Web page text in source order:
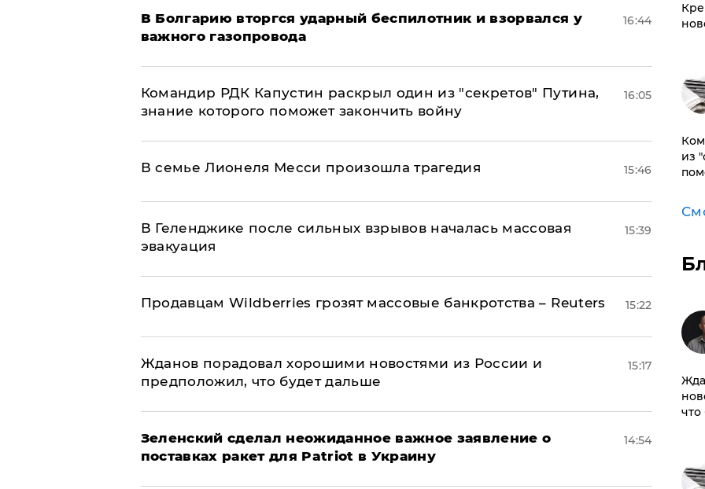
В Болгарию вторгся ударный беспилотник и взорвался у
важного газопровода
16:44
Командир РДК Капустин раскрыл один из "секретов" Путина,
знание которого поможет закончить войну
16:05
В семье Лионеля Месси произошла трагедия 15:46
В Геленджике после сильных взрывов началась массовая
эвакуация
15:39
Продавцам Wildberries грозят массовые банкротства – Reuters 15:22
Жданов порадовал хорошими новостями из России и
предположил, что будет дальше
15:17
Зеленский сделал неожиданное важное заявление о
поставках ракет для Patriot в Украину
14:54
из
что